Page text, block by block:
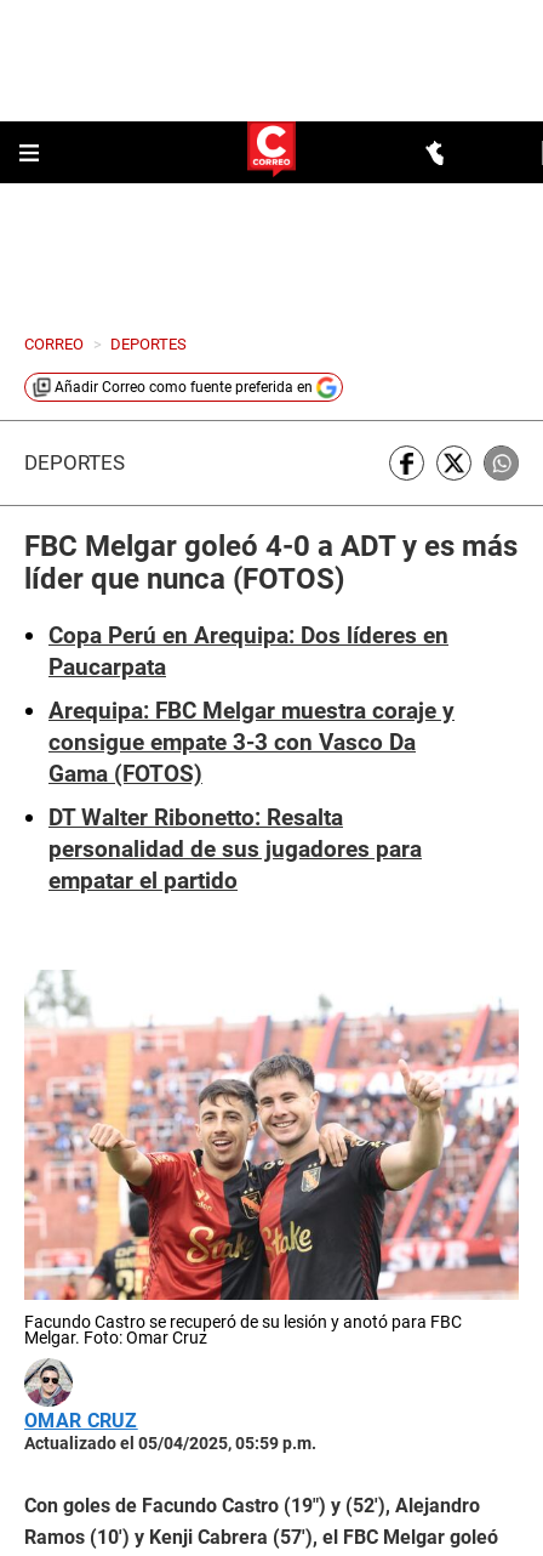
CORREO > DEPORTES
Añadir Correo como fuente preferida en
DEPORTES
FBC Melgar goleó 4-0 a ADT y es más
líder que nunca (FOTOS)
Copa Perú en Arequipa: Dos líderes en
Paucarpata
Arequipa: FBC Melgar muestra coraje y
consigue empate 3-3 con Vasco Da
Gama (FOTOS)
DT Walter Ribonetto: Resalta
personalidad de sus jugadores para
empatar el partido
Facundo Castro se recuperó de su lesión y anotó para FBC
Melgar. Foto: Omar Cruz
OMAR CRUZ
Actualizado el 05/04/2025, 05:59 p.m.
Con goles de Facundo Castro (19″) y (52′), Alejandro
Ramos (10′) y Kenji Cabrera (57′), el FBC Melgar goleó